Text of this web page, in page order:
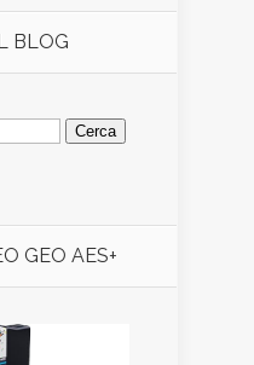
BLOG
GEO AES+